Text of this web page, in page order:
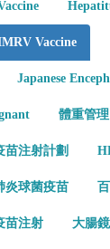
Vaccine
Japanese
體重管理
苗注射計劃
炎球菌疫苗
苗注射 大腸